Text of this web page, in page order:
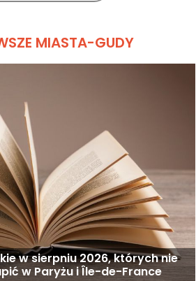
MIASTA-GUDY
w sierpniu 2026, których nie
w Paryżu i Île-de-France